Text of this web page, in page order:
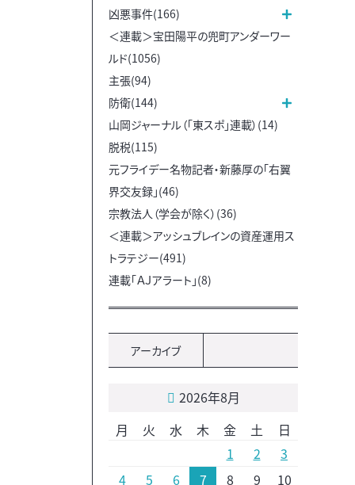
凶悪事件(166)
＜連載＞宝田陽平の兜町アンダーワー
ルド(1056)
主張(94)
防衛(144)
山岡ジャーナル（「東スポ」連載）(14)
脱税(115)
元フライデー名物記者・新藤厚の「右翼
界交友録」(46)
宗教法人（学会が除く）(36)
＜連載＞アッシュブレインの資産運用ス
トラテジー(491)
連載「ＡＪアラート」(8)
アーカイブ
2026年8月
月
火 水 木 金 土
日
1
2
3
4
5 6 7 8 9 10